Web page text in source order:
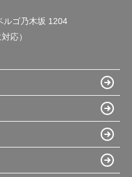
ルゴ乃木坂 1204
応）